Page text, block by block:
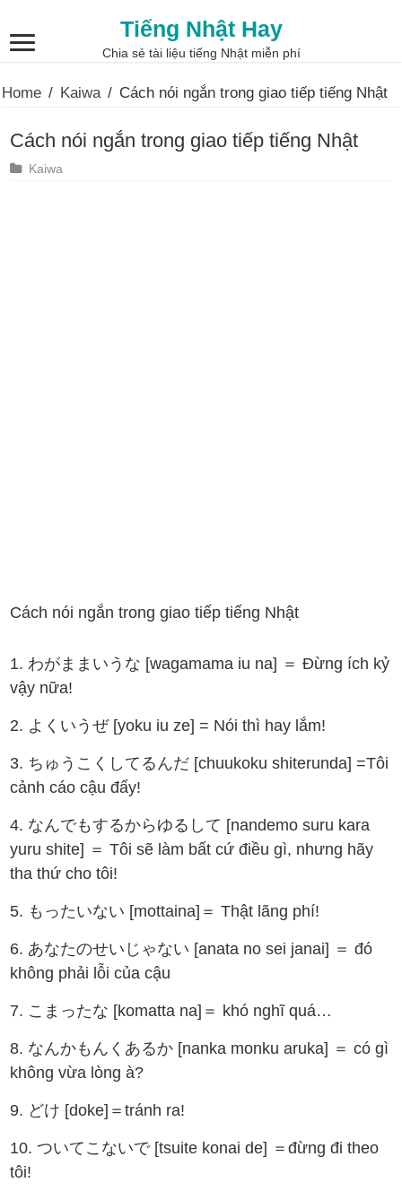
Tiếng Nhật Hay
Chia sẻ tài liệu tiếng Nhật miễn phí
Home / Kaiwa / Cách nói ngắn trong giao tiếp tiếng Nhật
Cách nói ngắn trong giao tiếp tiếng Nhật
Kaiwa
Cách nói ngắn trong giao tiếp tiếng Nhật
1. わがままいうな [wagamama iu na] ＝ Đừng ích kỷ
vậy nữa!
2. よくいうぜ [yoku iu ze] = Nói thì hay lắm!
3. ちゅうこくしてるんだ [chuukoku shiterunda] =Tôi
cảnh cáo cậu đấy!
4. なんでもするからゆるして [nandemo suru kara
yuru shite] ＝ Tôi sẽ làm bất cứ điều gì, nhưng hãy
tha thứ cho tôi!
5. もったいない [mottaina]＝ Thật lãng phí!
6. あなたのせいじゃない [anata no sei janai] ＝ đó
không phải lỗi của cậu
7. こまったな [komatta na]＝ khó nghĩ quá…
8. なんかもんくあるか [nanka monku aruka] ＝ có gì
không vừa lòng à?
9. どけ [doke]＝tránh ra!
10. ついてこないで [tsuite konai de] ＝đừng đi theo
tôi!